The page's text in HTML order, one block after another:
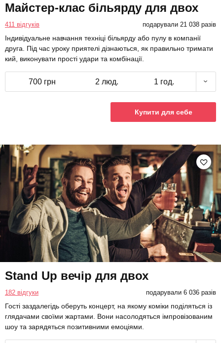
Майстер-клас більярду для двох
411 відгуків подарували 21 038 разів
Індивідуальне навчання техніці більярду або пулу в компанії
друга. Під час уроку приятелі дізнаються, як правильно тримати
кий, виконувати прості удари та комбінації.
700 грн 2 люд. 1 год.
Купити для себе
Stand Up вечір для двох
182 відгуки подарували 6 036 разів
Гості заздалегідь оберуть концерт, на якому коміки поділяться із
глядачами своїми жартами. Вони насолодяться імпровізованим
шоу та зарядяться позитивними емоціями.